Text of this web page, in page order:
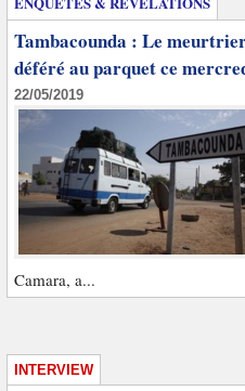
Tambacounda : Le
déféré au parquet ce
22/05/2019
Camara, a...
INTERVIEW